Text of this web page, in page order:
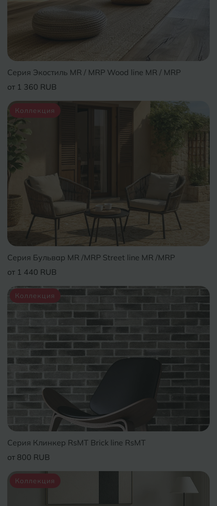
Серия Экостиль MR / MRP Wood line MR / MRP
от 1 360 RUB
Коллекция
Серия Бульвар MR /MRP Street line MR /MRP
от 1 440 RUB
Коллекция
Серия Клинкер RsMT Brick line RsMT
от 800 RUB
Коллекция